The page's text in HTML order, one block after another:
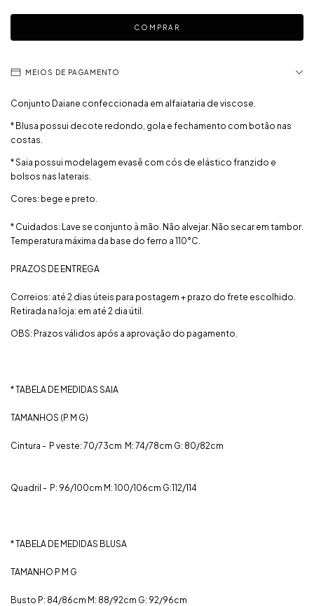
MEIOS DE PAGAMENTO
Conjunto Daiane confeccionada em alfaiataria de viscose.
* Blusa possui decote redondo, gola e fechamento com botão nas
costas.
* Saia possui modelagem evasê com cós de elástico franzido e
bolsos nas laterais.
Cores: bege e preto.
* Cuidados: Lave se conjunto à mão. Não alvejar. Não secar em tambor.
Temperatura máxima da base do ferro a 110°C.
PRAZOS DE ENTREGA
Correios: até 2 dias úteis para postagem + prazo do frete escolhido.
Retirada na loja: em até 2 dia útil.
OBS: Prazos válidos após a aprovação do pagamento.
* TABELA DE MEDIDAS SAIA
TAMANHOS (P M G)
Cintura - P veste: 70/73cm M: 74/78cm G: 80/82cm
Quadril - P: 96/100cm M: 100/106cm G:112/114
* TABELA DE MEDIDAS BLUSA
TAMANHO P M G
Busto P: 84/86cm M: 88/92cm G: 92/96cm